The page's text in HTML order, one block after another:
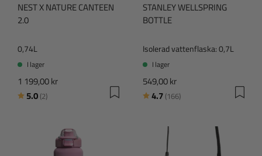
NEST X NATURE CANTEEN
2.0
0,74L
I lager
1 199,00 kr
Betyg:
5.0(2)utav 5 stjärnor
STANLEY WELLSPRING
BOTTLE
Isolerad vattenflaska: 0,7L
I lager
549,00 kr
Betyg:
4.7(166)utav 5 stjärnor